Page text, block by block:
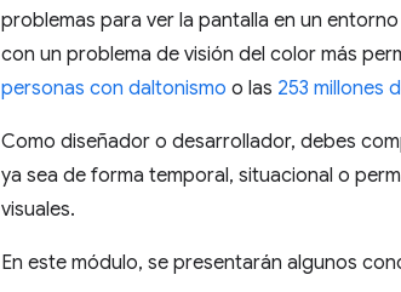
problemas para ver la pantalla en un
con un problema de visión del color más
personas con daltonismo o las 253 millones
Como diseñador o desarrollador, debes
ya sea de forma temporal, situacional o
visuales.
En este módulo, se presentarán algunos